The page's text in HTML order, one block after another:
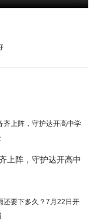
上阵，守护达开高中